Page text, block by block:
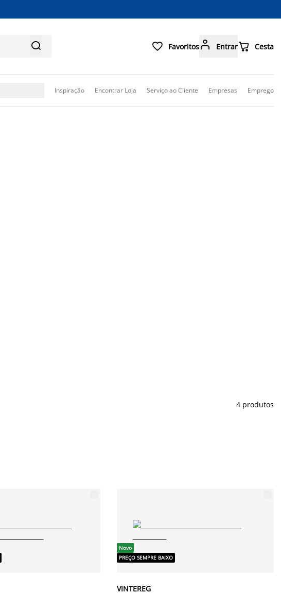
  Favoritos Entrar Cesta
Inspiração Encontrar Loja Serviço ao Cliente Empresas Emprego
4 produtos
Novo
PREÇO SEMPRE BAIXO
VINTEREG